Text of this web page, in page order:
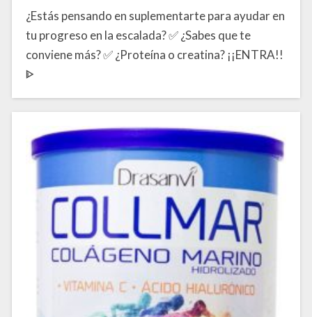
¿Estás pensando en suplementarte para ayudar en
tu progreso en la escalada? ✅ ¿Sabes que te
conviene más? ✅ ¿Proteína o creatina? ¡¡ENTRA!!
ᐈ